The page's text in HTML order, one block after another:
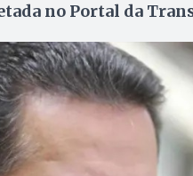
no Portal da